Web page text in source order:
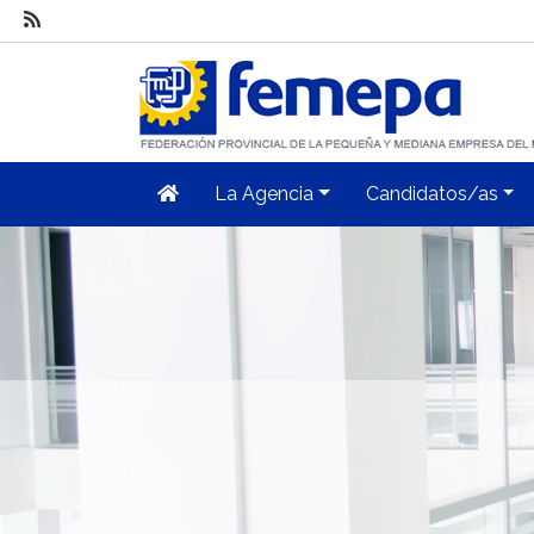
La Agencia Candidatos/as